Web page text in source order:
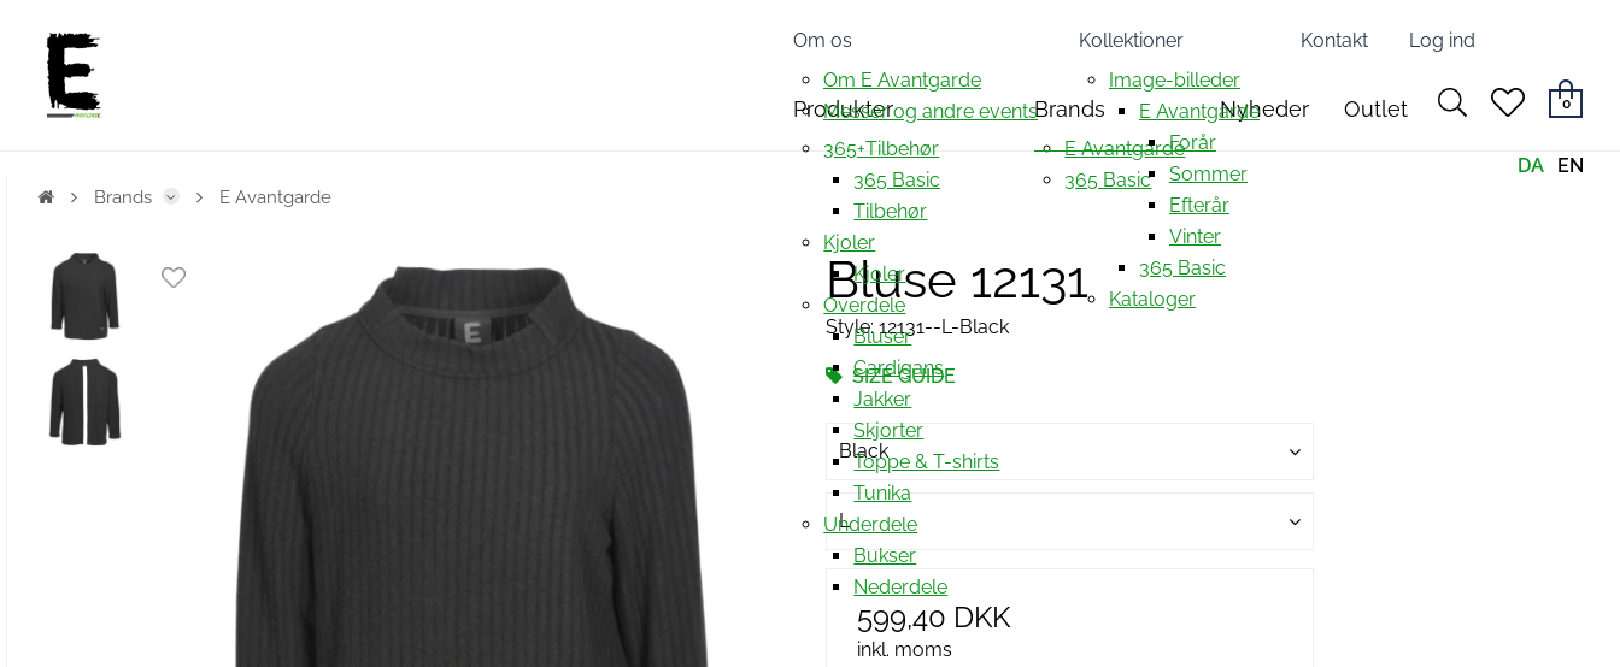
Produkter
365+Tilbehør
365 Basic
Tilbehør
Kjoler
Kjoler
Overdele
Bluser
Cardigans
Jakker
Skjorter
Toppe & T-shirts
Tunika
Underdele
Bukser
Nederdele
Brands
E Avantgarde
365 Basic
Nyheder Outlet
searchheart
0
Om os
Om E Avantgarde
Messer og andre events
Kollektioner
Image-billeder
E Avantgarde
Forår
Sommer
Efterår
Vinter
365 Basic
Kataloger
Kontakt Log ind
DA EN
Brands E Avantgarde
Bluse 12131
Style: 12131--L-Black
SIZE GUIDE
Black
L
599,40 DKK
inkl. moms